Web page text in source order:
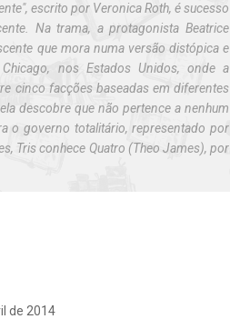
escrito por Veronica Roth, é sucesso
Na trama, a protagonista Beatrice
que mora numa versão distópica e
nos Estados Unidos, onde a
cinco facções baseadas em diferentes
descobre que não pertence a nenhum
o governo totalitário, representado por
Tris conhece Quatro (Theo James), por
de 2014